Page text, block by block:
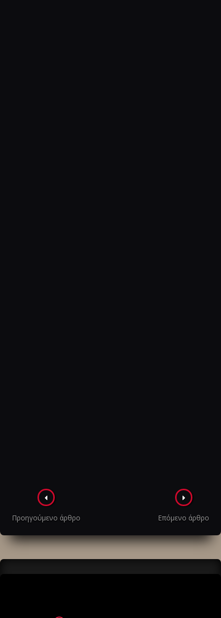
Πλοήγηση
στα
άρθρα
Προηγούμενο άρθρο Επόμενο άρθρο